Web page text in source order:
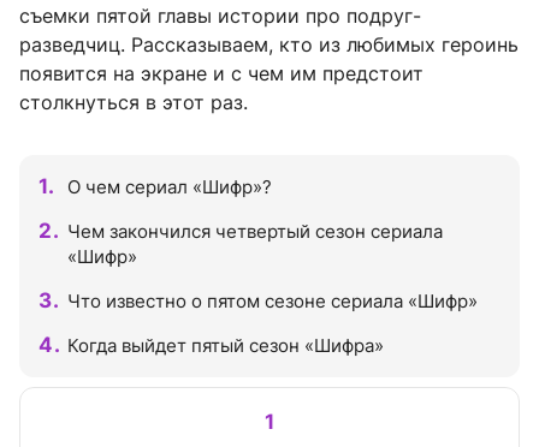
съемки пятой главы истории про подруг-
разведчиц. Рассказываем, кто из любимых героинь
появится на экране и с чем им предстоит
столкнуться в этот раз.
О чем сериал «Шифр»?
Чем закончился четвертый сезон сериала
«Шифр»
Что известно о пятом сезоне сериала «Шифр»
Когда выйдет пятый сезон «Шифра»
1